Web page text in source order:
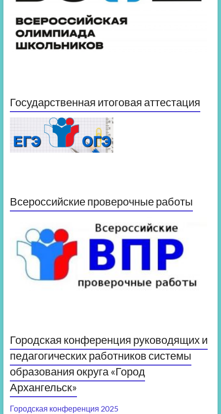
Государственная итоговая аттестация
Всероссийские проверочные работы
Городская конференция руководящих и
педагогических работников системы
образования округа «Город
Архангельск»
Городская конференция 2025